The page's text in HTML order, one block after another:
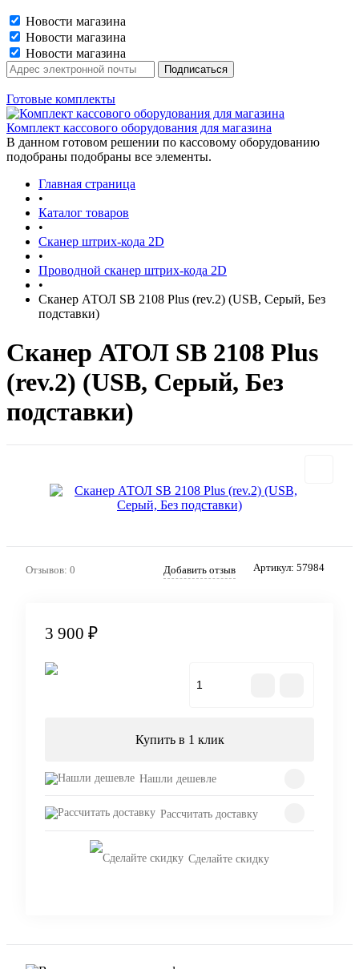
Новости магазина
Новости магазина
Новости магазина
Готовые комплекты
Комплект кассового оборудования для магазина
В данном готовом решении по кассовому оборудованию
подобраны подобраны все элементы.
Главная страница
•
Каталог товаров
•
Сканер штрих-кода 2D
•
Проводной сканер штрих-кода 2D
•
Сканер АТОЛ SB 2108 Plus (rev.2) (USB, Серый, Без
подставки)
Сканер АТОЛ SB 2108 Plus
(rev.2) (USB, Серый, Без
подставки)
Отзывов: 0 Добавить отзыв Артикул: 57984
3 900 ₽
Купить в 1 клик
Нашли дешевле
Рассчитать доставку
Сделайте скидку